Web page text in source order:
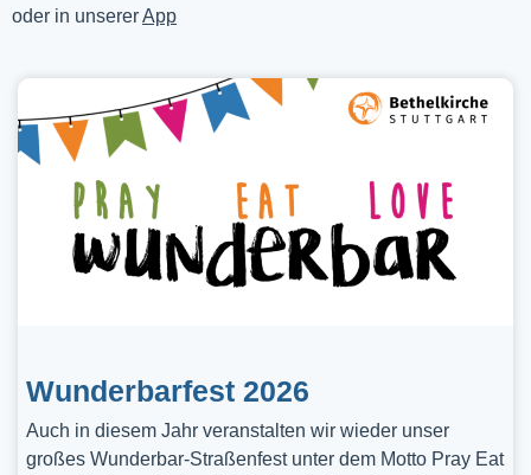
oder in unsererApp
Wunderbarfest 2026
Auch in diesem Jahr veranstalten wir wieder unser
großes Wunderbar-Straßenfest unter dem Motto Pray Eat